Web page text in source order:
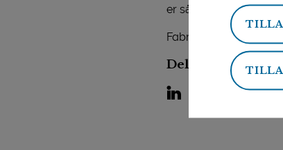
er således verdens
Fabrikken i Ebberup
Del siden på:
Facebook
Twitter